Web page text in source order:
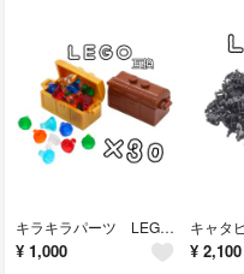
キラキラパーツ LEGO互換 ３０個 レゴブロック 宝箱 宝石 インテリア 海賊
¥ 1,000 ¥ 2,100